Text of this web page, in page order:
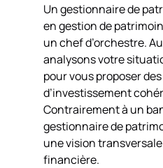
Un gestionnaire de
en gestion de
un chef d’orchestre.
analysons votre
pour vous proposer
d’investissement
Contrairement à un
gestionnaire de
une vision
financière.